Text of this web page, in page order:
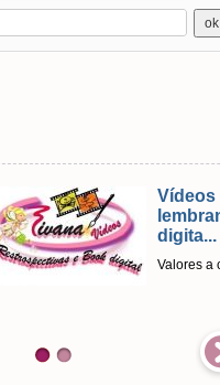
Vídeos e
lembrancinhas
digita...
Valores a combinar